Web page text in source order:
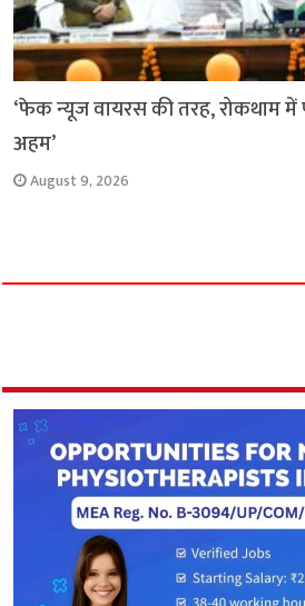
‘फेक न्यूज वायरस की तरह, रोकथाम में
अहम’
August 9, 2026